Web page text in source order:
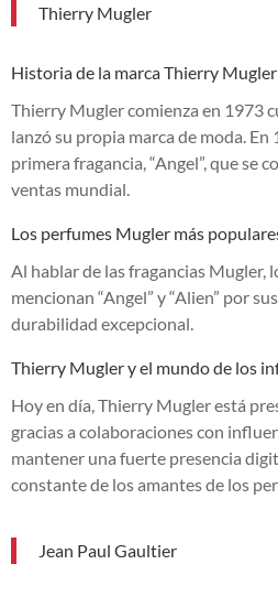
Thierry Mugler
Historia de la marca Thierry Mugler
Thierry Mugler comienza en 1973
lanzó su propia marca de moda. En
primera fragancia, “Angel”, que se
ventas mundial.
Los perfumes Mugler más
Al hablar de las fragancias Mugler,
mencionan “Angel” y “Alien” por
durabilidad excepcional.
Thierry Mugler y el mundo de los
Hoy en día, Thierry Mugler está
gracias a colaboraciones con
mantener una fuerte presencia
constante de los amantes de los
Jean Paul Gaultier